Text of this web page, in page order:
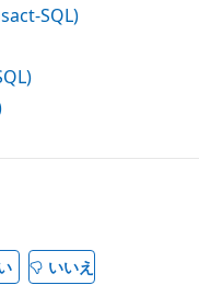
SQL)
いいえ